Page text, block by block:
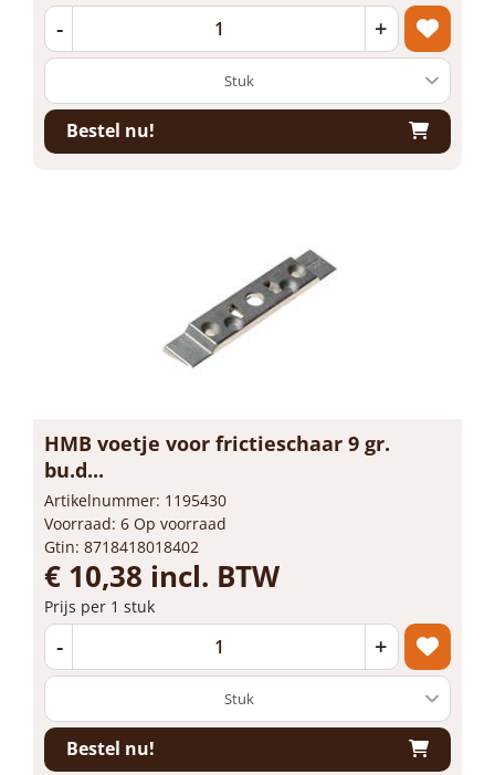
- +
Bestel nu!
HMB voetje voor frictieschaar 9 gr.
bu.d...
Artikelnummer: 1195430
Voorraad: 6 Op voorraad
Gtin: 8718418018402
€ 10,38 incl. BTW
Prijs per 1 stuk
- +
Bestel nu!